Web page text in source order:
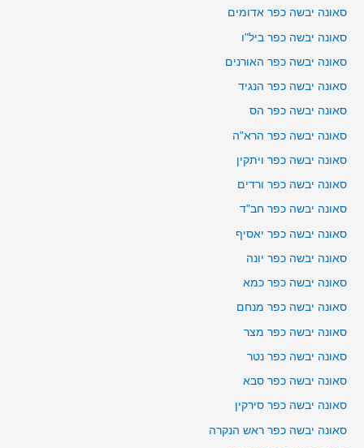
סאונה יבשה כפר אדומים
סאונה יבשה כפר ביל"ו
סאונה יבשה כפר האורנים
סאונה יבשה כפר הנגיד
סאונה יבשה כפר הס
סאונה יבשה כפר הרא"ה
סאונה יבשה כפר ויתקין
סאונה יבשה כפר ורדים
סאונה יבשה כפר חב"ד
סאונה יבשה כפר יאסיף
סאונה יבשה כפר יונה
סאונה יבשה כפר כמא
סאונה יבשה כפר מנחם
סאונה יבשה כפר מצר
סאונה יבשה כפר נטר
סאונה יבשה כפר סבא
סאונה יבשה כפר סירקין
סאונה יבשה כפר ראש הנקרה